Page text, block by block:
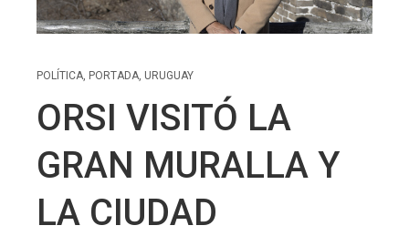
POLÍTICA, PORTADA, URUGUAY
ORSI VISITÓ LA
GRAN MURALLA Y
LA CIUDAD